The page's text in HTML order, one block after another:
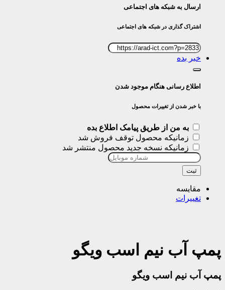
ارسال به شبکه های اجتماعی
اشتراک گذاری در شبکه های اجتماعی
خبر بده
اطلاع رسانی هنگام موجود شدن
با خبر شدن از تغییرات محصول
به من از طریق پیامک اطلاع بده
زمانیکه محصول توقف فروش شد
زمانیکه نسخه جدید محصول منتشر شد
ثبت
مقایسه
تغییرات
پمپ آب نیم اسب ویگو‌
پمپ آب نیم اسب ویگو‌